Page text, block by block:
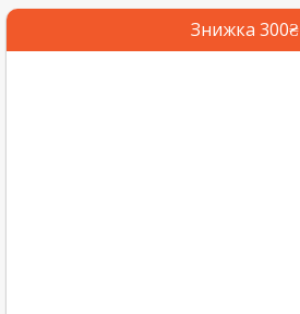
Знижка 300₴